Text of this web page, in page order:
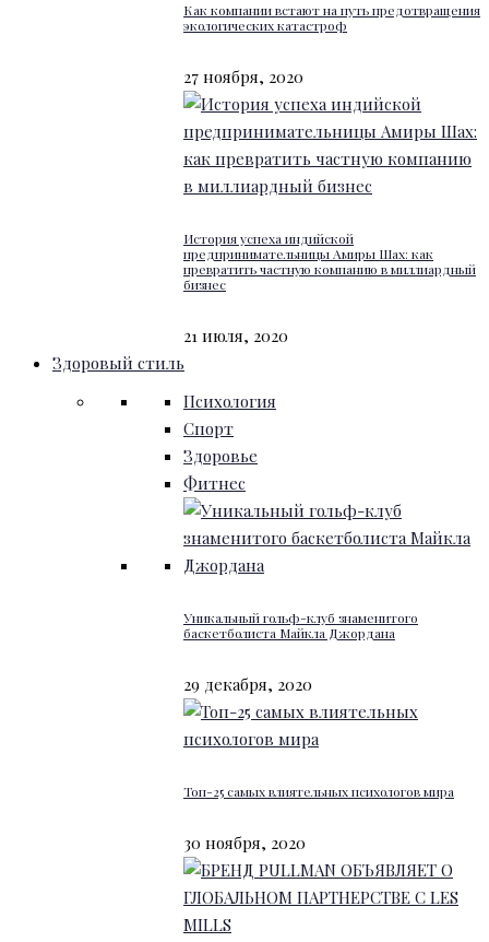
Как компании встают на путь предотвращения
экологических катастроф
27 ноября, 2020
История успеха индийской
предпринимательницы Амиры Шах: как
превратить частную компанию в миллиардный
бизнес
21 июля, 2020
Здоровый стиль
Психология
Спорт
Здоровье
Фитнес
Уникальный гольф-клуб знаменитого
баскетболиста Майкла Джордана
29 декабря, 2020
Топ-25 самых влиятельных психологов мира
30 ноября, 2020